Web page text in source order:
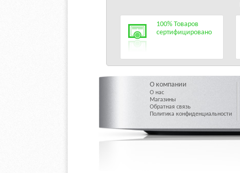
100% Товаров
сертифицировано
О компании
О нас
Магазины
Обратная связь
Политика конфиденциальности